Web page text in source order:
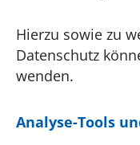
Hierzu sowie zu
Datenschutz
wenden.
Analyse-Tools